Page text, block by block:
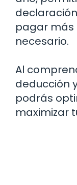
pagar más
necesario.
Al
deducción
podrás
maximizar